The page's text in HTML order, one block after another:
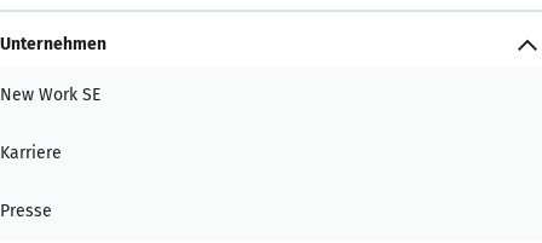
Unternehmen
New Work SE
Karriere
Presse